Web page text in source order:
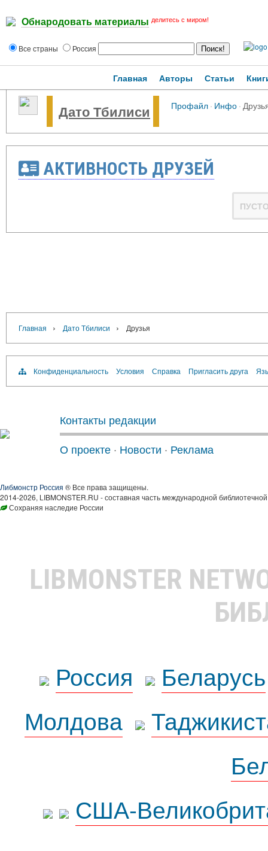
Обнародовать материалы делитесь с миром!
Все страны Россия
Главная Авторы Статьи
Дато Тбилиси Профайл· Инфо·
АКТИВНОСТЬ ДРУЗЕЙ
Главная › Дато Тбилиси › Друзья
Конфиденциальность Условия Справка Пригласить друга
Контакты редакции
О проекте · Новости · Реклама
Либмонстр Россия ® Все права защищены.
2014-2026, LIBMONSTER.RU - составная часть международной
Сохраняя наследие России
LIBMONSTER
Россия
Беларусь
Молдова
США-